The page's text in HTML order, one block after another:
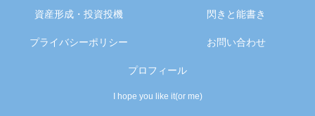
I hope you like it(or me)
資産形成・投資投機 閃きと能書き
プライバシーポリシー お問い合わせ
プロフィール